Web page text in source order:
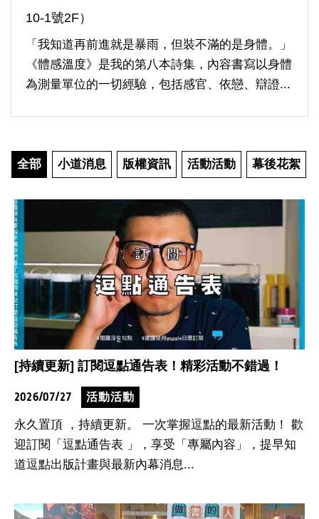
10-1號2F）
「我知道再前進就是暴雨，但裝不滿的是身體。」
《體感溫度》是我的第八本詩集，內容書寫以身體
為測量單位的一切經驗，包括感官、依戀、辯證...
全部 小道消息 版權資訊 活動活動 幕後花絮
[持續更新] 訂閱逗點通告表！精彩活動不錯過！
2026/07/27 活動活動
永久置頂 ，持續更新。 一次掌握逗點的最新活動！ 歡
迎訂閱「逗點通告表 」，享受「專屬內容」，提早知
道逗點出版計畫與最新內幕消息...